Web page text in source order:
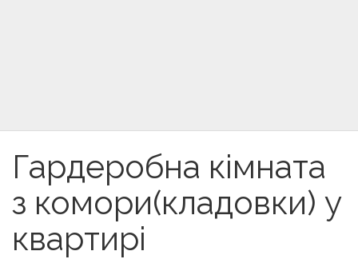
Гардеробна кімната
з комори(кладовки) у
квартирі